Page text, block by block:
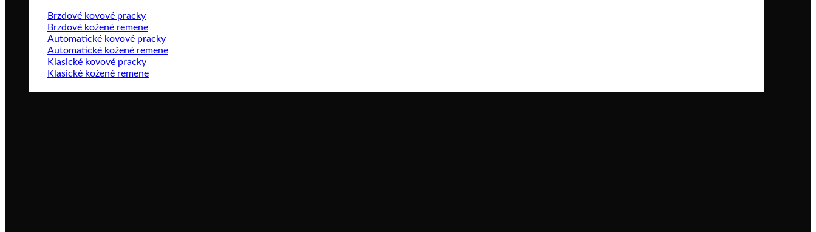
Brzdové kovové pracky
Brzdové kožené remene
Automatické kovové pracky
Automatické kožené remene
Klasické kovové pracky
Klasické kožené remene